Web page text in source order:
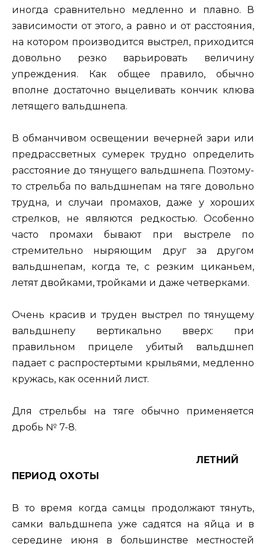
иногда сравнительно медленно и плавно. В
зависимости от этого, а равно и от расстояния,
на котором производится выстрел, приходится
довольно резко варьировать величину
упреждения. Как общее правило, обычно
вполне достаточно выцеливать кончик клюва
летящего вальдшнепа.
В обманчивом освещении вечерней зари или
предрассветных сумерек трудно определить
расстояние до тянущего вальдшнепа. Поэтому-
то стрельба по вальдшнепам на тяге довольно
трудна, и случаи промахов, даже у хороших
стрелков, не являются редкостью. Особенно
часто промахи бывают при выстреле по
стремительно ныряющим друг за другом
вальдшнепам, когда те, с резким циканьем,
летят двойками, тройками и даже четверками.
Очень красив и труден выстрел по тянущему
вальдшнепу вертикально вверх: при
правильном прицеле убитый вальдшнеп
падает с распростертыми крыльями, медленно
кружась, как осенний лист.
Для стрельбы на тяге обычно применяется
дробь № 7-8.
ЛЕТНИЙ
ПЕРИОД ОХОТЫ
В то время когда самцы продолжают тянуть,
самки вальдшнепа уже садятся на яйца и в
середине июня в большинстве местностей